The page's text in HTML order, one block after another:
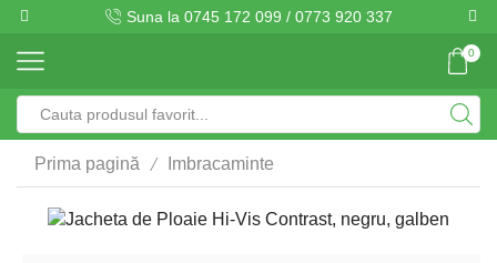
Suna la 0745 172 099 / 0773 920 337
0
Prima pagină / Imbracaminte